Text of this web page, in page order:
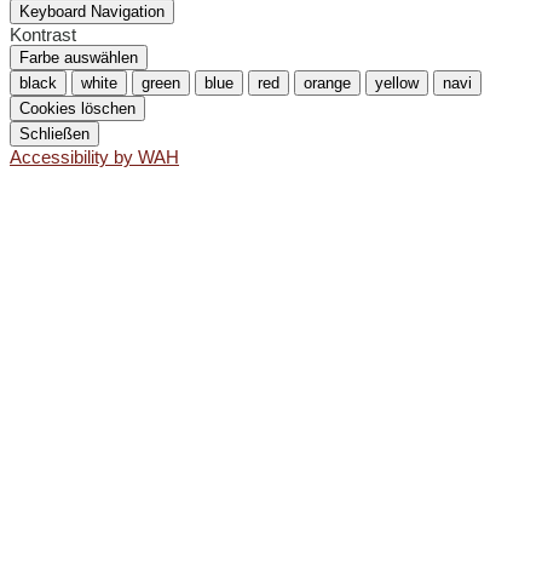
Keyboard Navigation
Kontrast
Farbe auswählen
black
white green blue red orange yellow
navi
Cookies löschen
Schließen
Accessibility by WAH